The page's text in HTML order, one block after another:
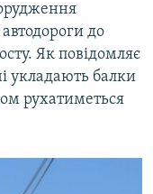
до
Як повідомляє
укладають балки
рухатиметься